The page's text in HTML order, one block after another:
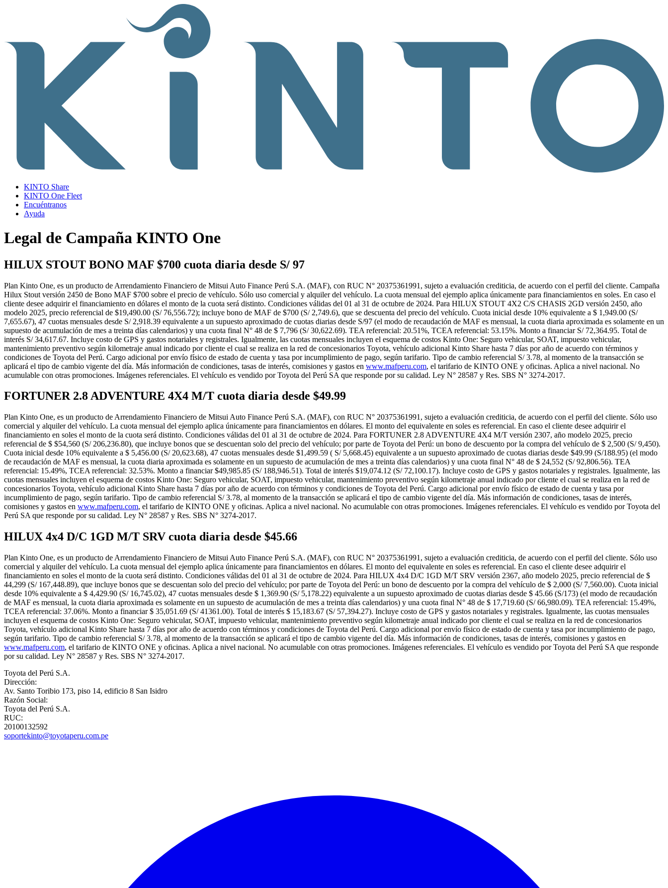
KINTO Share
KINTO One Fleet
Encuéntranos
Ayuda
Legal de Campaña KINTO One
HILUX STOUT BONO MAF $700 cuota diaria desde S/ 97
Plan Kinto One, es un producto de Arrendamiento Financiero de Mitsui Auto Finance Perú S.A. (MAF), con RUC N° 20375361991, sujeto a evaluación crediticia, de acuerdo con el perfil del cliente. Campaña
Hilux Stout versión 2450 de Bono MAF $700 sobre el precio de vehículo. Sólo uso comercial y alquiler del vehículo. La cuota mensual del ejemplo aplica únicamente para financiamientos en soles. En caso el
cliente desee adquirir el financiamiento en dólares el monto de la cuota será distinto. Condiciones válidas del 01 al 31 de octubre de 2024. Para HILUX STOUT 4X2 C/S CHASIS 2GD versión 2450, año
modelo 2025, precio referencial de $19,490.00 (S/ 76,556.72); incluye bono de MAF de $700 (S/ 2,749.6), que se descuenta del precio del vehículo. Cuota inicial desde 10% equivalente a $ 1,949.00 (S/
7,655.67), 47 cuotas mensuales desde S/ 2,918.39 equivalente a un supuesto aproximado de cuotas diarias desde S/97 (el modo de recaudación de MAF es mensual, la cuota diaria aproximada es solamente en un
supuesto de acumulación de mes a treinta días calendarios) y una cuota final N° 48 de $ 7,796 (S/ 30,622.69). TEA referencial: 20.51%, TCEA referencial: 53.15%. Monto a financiar S/ 72,364.95. Total de
interés S/ 34,617.67. Incluye costo de GPS y gastos notariales y registrales. Igualmente, las cuotas mensuales incluyen el esquema de costos Kinto One: Seguro vehicular, SOAT, impuesto vehicular,
mantenimiento preventivo según kilometraje anual indicado por cliente el cual se realiza en la red de concesionarios Toyota, vehículo adicional Kinto Share hasta 7 días por año de acuerdo con términos y
condiciones de Toyota del Perú. Cargo adicional por envío físico de estado de cuenta y tasa por incumplimiento de pago, según tarifario. Tipo de cambio referencial S/ 3.78, al momento de la transacción se
aplicará el tipo de cambio vigente del día. Más información de condiciones, tasas de interés, comisiones y gastos en www.mafperu.com, el tarifario de KINTO ONE y oficinas. Aplica a nivel nacional. No
acumulable con otras promociones. Imágenes referenciales. El vehículo es vendido por Toyota del Perú SA que responde por su calidad. Ley N° 28587 y Res. SBS N° 3274-2017.
FORTUNER 2.8 ADVENTURE 4X4 M/T cuota diaria desde $49.99
Plan Kinto One, es un producto de Arrendamiento Financiero de Mitsui Auto Finance Perú S.A. (MAF), con RUC N° 20375361991, sujeto a evaluación crediticia, de acuerdo con el perfil del cliente. Sólo uso
comercial y alquiler del vehículo. La cuota mensual del ejemplo aplica únicamente para financiamientos en dólares. El monto del equivalente en soles es referencial. En caso el cliente desee adquirir el
financiamiento en soles el monto de la cuota será distinto. Condiciones válidas del 01 al 31 de octubre de 2024. Para FORTUNER 2.8 ADVENTURE 4X4 M/T versión 2307, año modelo 2025, precio
referencial de $ $54,560 (S/ 206,236.80), que incluye bonos que se descuentan solo del precio del vehículo; por parte de Toyota del Perú: un bono de descuento por la compra del vehículo de $ 2,500 (S/ 9,450).
Cuota inicial desde 10% equivalente a $ 5,456.00 (S/ 20,623.68), 47 cuotas mensuales desde $1,499.59 ( S/ 5,668.45) equivalente a un supuesto aproximado de cuotas diarias desde $49.99 (S/188.95) (el modo
de recaudación de MAF es mensual, la cuota diaria aproximada es solamente en un supuesto de acumulación de mes a treinta días calendarios) y una cuota final N° 48 de $ 24,552 (S/ 92,806.56). TEA
referencial: 15.49%, TCEA referencial: 32.53%. Monto a financiar $49,985.85 (S/ 188,946.51). Total de interés $19,074.12 (S/ 72,100.17). Incluye costo de GPS y gastos notariales y registrales. Igualmente, las
cuotas mensuales incluyen el esquema de costos Kinto One: Seguro vehicular, SOAT, impuesto vehicular, mantenimiento preventivo según kilometraje anual indicado por cliente el cual se realiza en la red de
concesionarios Toyota, vehículo adicional Kinto Share hasta 7 días por año de acuerdo con términos y condiciones de Toyota del Perú. Cargo adicional por envío físico de estado de cuenta y tasa por
incumplimiento de pago, según tarifario. Tipo de cambio referencial S/ 3.78, al momento de la transacción se aplicará el tipo de cambio vigente del día. Más información de condiciones, tasas de interés,
comisiones y gastos en www.mafperu.com, el tarifario de KINTO ONE y oficinas. Aplica a nivel nacional. No acumulable con otras promociones. Imágenes referenciales. El vehículo es vendido por Toyota del
Perú SA que responde por su calidad. Ley N° 28587 y Res. SBS N° 3274-2017.
HILUX 4x4 D/C 1GD M/T SRV cuota diaria desde $45.66
Plan Kinto One, es un producto de Arrendamiento Financiero de Mitsui Auto Finance Perú S.A. (MAF), con RUC N° 20375361991, sujeto a evaluación crediticia, de acuerdo con el perfil del cliente. Sólo uso
comercial y alquiler del vehículo. La cuota mensual del ejemplo aplica únicamente para financiamientos en dólares. El monto del equivalente en soles es referencial. En caso el cliente desee adquirir el
financiamiento en soles el monto de la cuota será distinto. Condiciones válidas del 01 al 31 de octubre de 2024. Para HILUX 4x4 D/C 1GD M/T SRV versión 2367, año modelo 2025, precio referencial de $
44,299 (S/ 167,448.89), que incluye bonos que se descuentan solo del precio del vehículo; por parte de Toyota del Perú: un bono de descuento por la compra del vehículo de $ 2,000 (S/ 7,560.00). Cuota inicial
desde 10% equivalente a $ 4,429.90 (S/ 16,745.02), 47 cuotas mensuales desde $ 1,369.90 (S/ 5,178.22) equivalente a un supuesto aproximado de cuotas diarias desde $ 45.66 (S/173) (el modo de recaudación
de MAF es mensual, la cuota diaria aproximada es solamente en un supuesto de acumulación de mes a treinta días calendarios) y una cuota final N° 48 de $ 17,719.60 (S/ 66,980.09). TEA referencial: 15.49%,
TCEA referencial: 37.06%. Monto a financiar $ 35,051.69 (S/ 41361.00). Total de interés $ 15,183.67 (S/ 57,394.27). Incluye costo de GPS y gastos notariales y registrales. Igualmente, las cuotas mensuales
incluyen el esquema de costos Kinto One: Seguro vehicular, SOAT, impuesto vehicular, mantenimiento preventivo según kilometraje anual indicado por cliente el cual se realiza en la red de concesionarios
Toyota, vehículo adicional Kinto Share hasta 7 días por año de acuerdo con términos y condiciones de Toyota del Perú. Cargo adicional por envío físico de estado de cuenta y tasa por incumplimiento de pago,
según tarifario. Tipo de cambio referencial S/ 3.78, al momento de la transacción se aplicará el tipo de cambio vigente del día. Más información de condiciones, tasas de interés, comisiones y gastos en
www.mafperu.com, el tarifario de KINTO ONE y oficinas. Aplica a nivel nacional. No acumulable con otras promociones. Imágenes referenciales. El vehículo es vendido por Toyota del Perú SA que responde
por su calidad. Ley N° 28587 y Res. SBS N° 3274-2017.
Toyota del Perú S.A.
Dirección:
Av. Santo Toribio 173, piso 14, edificio 8 San Isidro
Razón Social:
Toyota del Perú S.A.
RUC:
20100132592
soportekinto@toyotaperu.com.pe